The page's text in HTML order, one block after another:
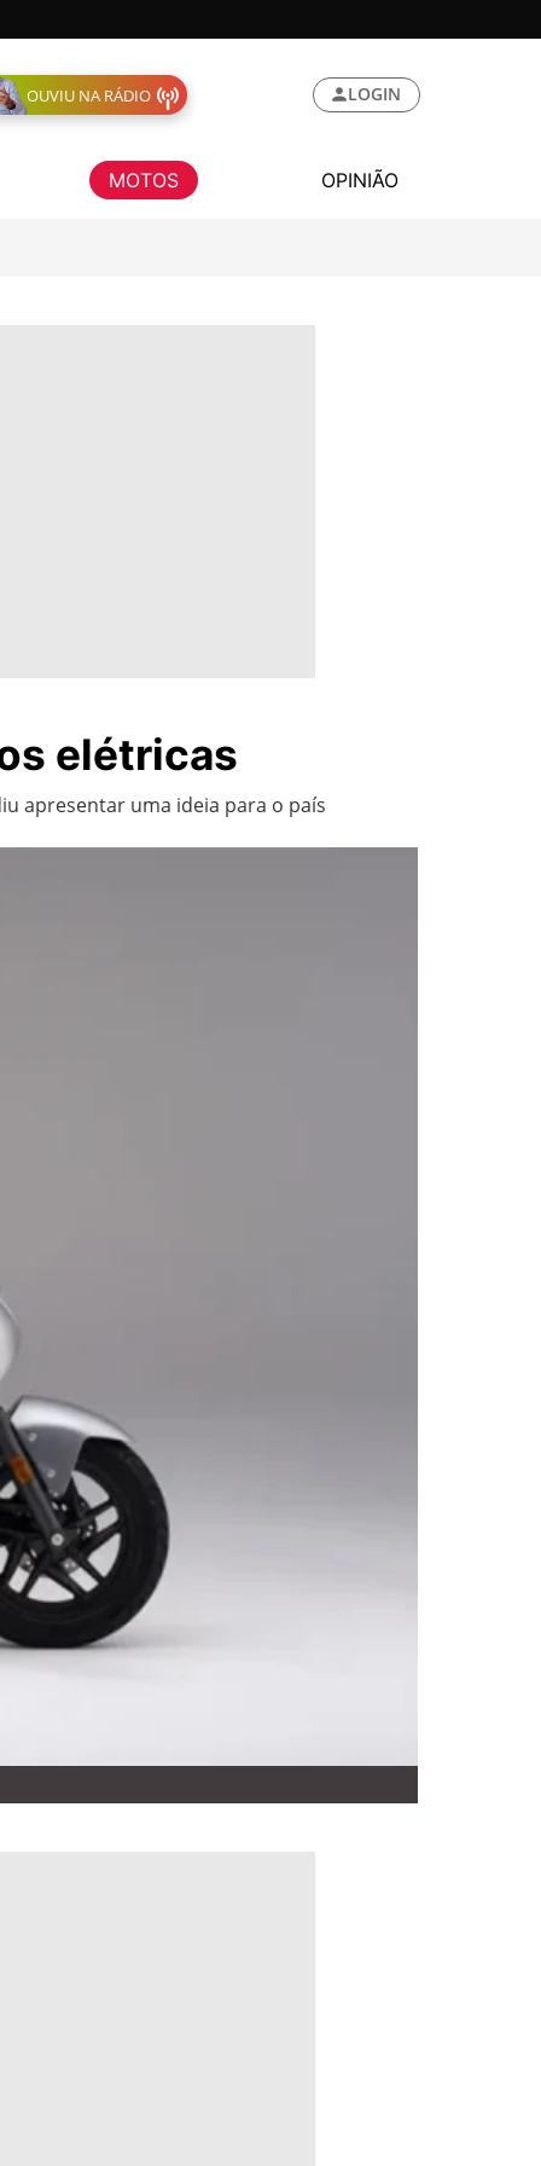
OUVIU NA RÁDIO LOGIN
MOTOS OPINIÃO
elétricas
apresentar uma ideia para o país